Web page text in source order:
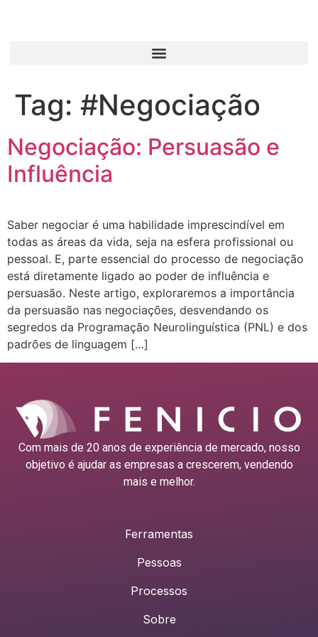
Tag: #Negociação
Negociação: Persuasão e
Influência
Saber negociar é uma habilidade imprescindível em
todas as áreas da vida, seja na esfera profissional ou
pessoal. E, parte essencial do processo de negociação
está diretamente ligado ao poder de influência e
persuasão. Neste artigo, exploraremos a importância
da persuasão nas negociações, desvendando os
segredos da Programação Neurolinguística (PNL) e dos
padrões de linguagem […]
Com mais de 20 anos de experiência de mercado, nosso
objetivo é ajudar as empresas a crescerem, vendendo
mais e melhor.
Ferramentas
Pessoas
Processos
Sobre